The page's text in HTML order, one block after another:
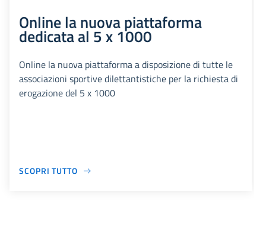
Online la nuova piattaforma
dedicata al 5 x 1000
Online la nuova piattaforma a disposizione di tutte le
associazioni sportive dilettantistiche per la richiesta di
erogazione del 5 x 1000
SCOPRI TUTTO